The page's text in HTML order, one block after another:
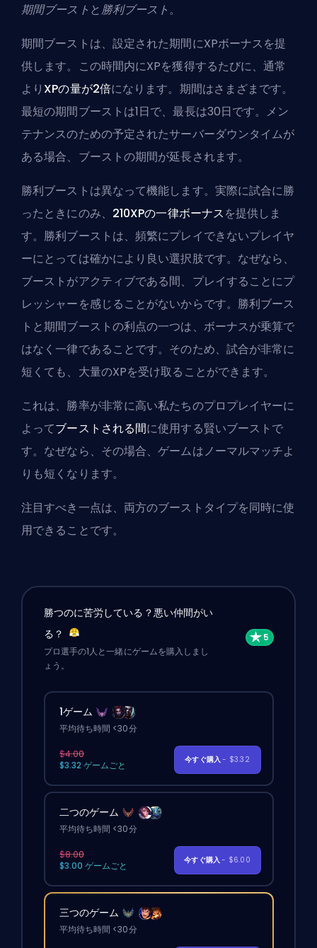
期間ブースト と勝利ブースト。
期間ブーストは、設定された期間にXPボーナスを提
供します。この時間内にXPを獲得するたびに、通常
より XPの量が2倍になります。期間はさまざまです。
最短の期間ブーストは1日で、最長は30日です。メン
テナンスのための予定されたサーバーダウンタイムが
ある場合、ブーストの期間が延長されます。
勝利ブーストは異なって機能します。実際に試合に勝
ったときにのみ、 210XPの一律ボーナスを提供しま
す。勝利ブーストは、頻繁にプレイできないプレイヤ
ーにとっては確かにより良い選択肢です。なぜなら、
ブーストがアクティブである間、プレイすることにプ
レッシャーを感じることがないからです。勝利ブース
トと期間ブーストの利点の一つは、ボーナスが乗算で
はなく一律であることです。そのため、試合が非常に
短くても、大量のXPを受け取ることができます。
これは、勝率が非常に高い私たちのプロプレイヤーに
よってブーストされる間に使用する賢いブーストで
す。なぜなら、その場合、ゲームはノーマルマッチよ
りも短くなります。
注目すべき一点は、両方のブーストタイプを同時に使
用できることです。
勝つのに苦労している？悪い仲間がい
る？
プロ選手の1人と一緒にゲームを購入しまし
ょう。
1ゲーム
平均待ち時間 <30分
$4.00
$3.32 ゲームごと
今すぐ購入- $3.32
二つのゲーム
平均待ち時間 <30分
$8.00
$3.00 ゲームごと
今すぐ購入- $6.00
三つのゲーム
平均待ち時間 <30分